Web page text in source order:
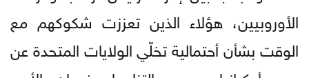
الأوروبيين، هؤلاء الذين تعززت شكوكهم مع
الوقت بشأن أحتمالية تخلّي الولايات المتحدة عن